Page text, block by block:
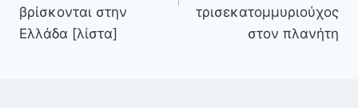
βρίσκονται στην
Ελλάδα [λίστα]
τρισεκατομμυριούχος
στον πλανήτη